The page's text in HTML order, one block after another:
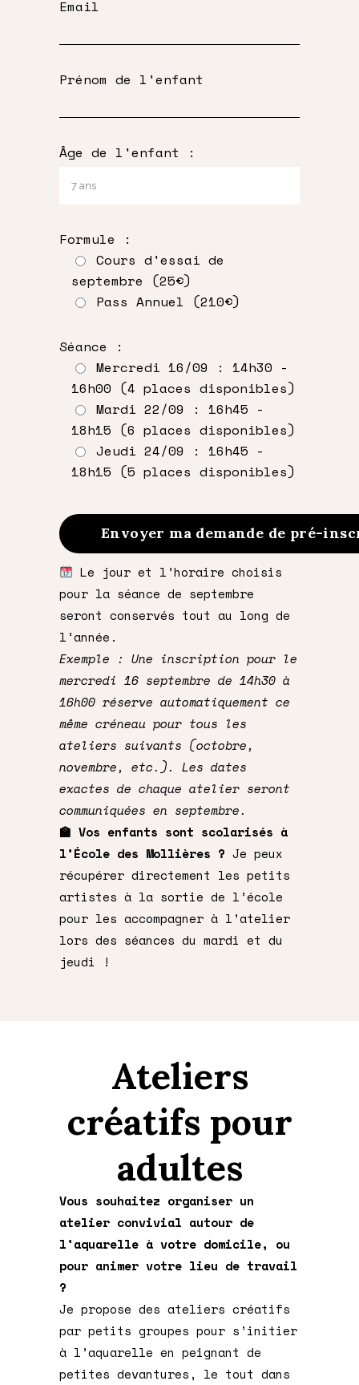
Email
Prénom de l'enfant
Âge de l'enfant :
Formule :
Cours d'essai de
septembre (25€)
Pass Annuel (210€)
Séance :
Mercredi 16/09 : 14h30 -
16h00 (4 places disponibles)
Mardi 22/09 : 16h45 -
18h15 (6 places disponibles)
Jeudi 24/09 : 16h45 -
18h15 (5 places disponibles)
Le jour et l’horaire choisis
pour la séance de septembre
seront conservés tout au long de
l’année.
Exemple : Une inscription pour le
mercredi 16 septembre de 14h30 à
16h00 réserve automatiquement ce
même créneau pour tous les
ateliers suivants (octobre,
novembre, etc.). Les dates
exactes de chaque atelier seront
communiquées en septembre.
🏫 Vos enfants sont scolarisés à
l’École des Mollières ? Je peux
récupérer directement les petits
artistes à la sortie de l’école
pour les accompagner à l’atelier
lors des séances du mardi et du
jeudi !
Ateliers
créatifs pour
adultes
Vous souhaitez organiser un
atelier convivial autour de
l’aquarelle à votre domicile, ou
pour animer votre lieu de travail
?
Je propose des ateliers créatifs
par petits groupes pour s’initier
à l’aquarelle en peignant de
petites devantures, le tout dans